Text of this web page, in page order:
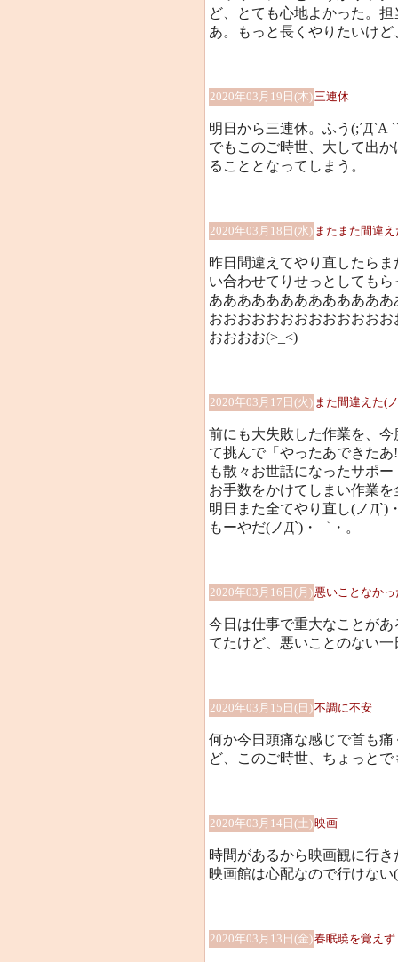
ど、とても心地よかった。
あ。もっと長くやりたいけ
2020年03月19日(木)三連休
明日から三連休。ふう(;´Д`A
でもこのご時世、大して出
ることとなってしまう。
2020年03月18日(水) またまた間違
昨日間違えてやり直したら
い合わせてりせっとしても
ああああああああああああ
おおおおおおおおおおおお
おおおお(>_<)
2020年03月17日(火) また間違えた(
前にも大失敗した作業を、
て挑んで「やったあできた
も散々お世話になったサポ
お手数をかけてしまい作業
明日また全てやり直し(ノД`)
もーやだ(ノД`)・゜・。
2020年03月16日(月)悪いことなかっ
今日は仕事で重大なことが
てたけど、悪いことのない
2020年03月15日(日)不調に不安
何か今日頭痛な感じで首も
ど、このご時世、ちょっと
2020年03月14日(土)映画
時間があるから映画観に行
映画館は心配なので行けない
2020年03月13日(金)春眠暁を覚えず